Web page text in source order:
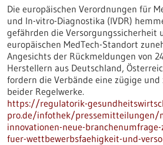
Die europäischen Verordnungen für
und In-vitro-Diagnostika (IVDR)
gefährden die Versorgungssicherheit
europäischen MedTech-Standort
Angesichts der Rückmeldungen von
Herstellern aus Deutschland,
fordern die Verbände eine zügige
beider Regelwerke.
https://regulatorik-
pro.de/infothek/pressemitteilungen/
innovationen-neue-
fuer-wettbewerbsfaehigkeit-und-